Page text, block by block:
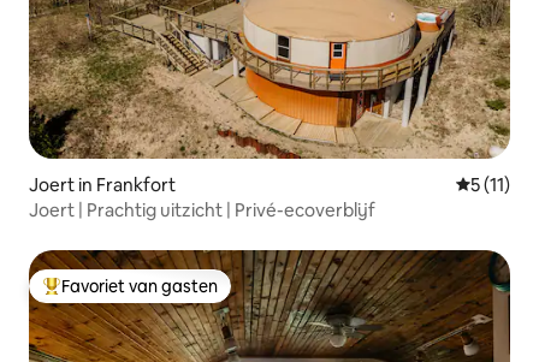
Joert in Frankfort
5 (11)
Joert | Prachtig uitzicht | Privé-ecoverblijf
Topfavoriet van gasten
Favoriet van gasten